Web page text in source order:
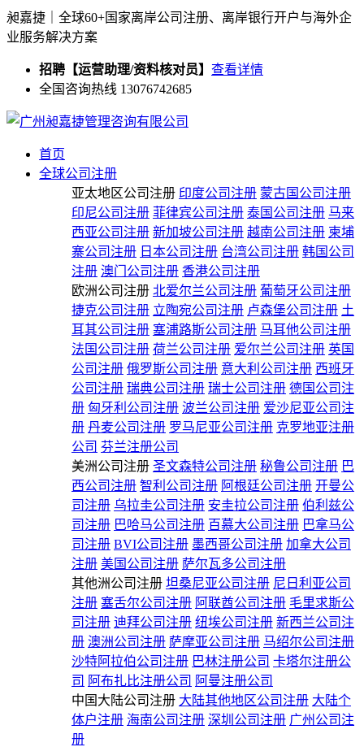
昶嘉捷｜全球60+国家离岸公司注册、离岸银行开户与海外企
业服务解决方案
招聘【运营助理/资料核对员】 查看详情
全国咨询热线 13076742685
首页
全球公司注册
亚太地区公司注册 印度公司注册 蒙古国公司注册
印尼公司注册 菲律宾公司注册 泰国公司注册 马来
西亚公司注册 新加坡公司注册 越南公司注册 柬埔
寨公司注册 日本公司注册 台湾公司注册 韩国公司
注册 澳门公司注册 香港公司注册
欧洲公司注册 北爱尔兰公司注册 葡萄牙公司注册
捷克公司注册 立陶宛公司注册 卢森堡公司注册 土
耳其公司注册 塞浦路斯公司注册 马耳他公司注册
法国公司注册 荷兰公司注册 爱尔兰公司注册 英国
公司注册 俄罗斯公司注册 意大利公司注册 西班牙
公司注册 瑞典公司注册 瑞士公司注册 德国公司注
册 匈牙利公司注册 波兰公司注册 爱沙尼亚公司注
册 丹麦公司注册 罗马尼亚公司注册 克罗地亚注册
公司 芬兰注册公司
美洲公司注册 圣文森特公司注册 秘鲁公司注册 巴
西公司注册 智利公司注册 阿根廷公司注册 开曼公
司注册 乌拉圭公司注册 安圭拉公司注册 伯利兹公
司注册 巴哈马公司注册 百慕大公司注册 巴拿马公
司注册 BVI公司注册 墨西哥公司注册 加拿大公司
注册 美国公司注册 萨尔瓦多公司注册
其他洲公司注册 坦桑尼亚公司注册 尼日利亚公司
注册 塞舌尔公司注册 阿联酋公司注册 毛里求斯公
司注册 迪拜公司注册 纽埃公司注册 新西兰公司注
册 澳洲公司注册 萨摩亚公司注册 马绍尔公司注册
沙特阿拉伯公司注册 巴林注册公司 卡塔尔注册公
司 阿布扎比注册公司 阿曼注册公司
中国大陆公司注册 大陆其他地区公司注册 大陆个
体户注册 海南公司注册 深圳公司注册 广州公司注
册